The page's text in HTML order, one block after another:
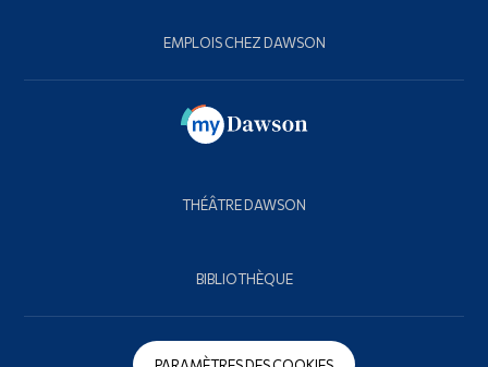
EMPLOIS CHEZ DAWSON
THÉÂTRE DAWSON
BIBLIOTHÈQUE